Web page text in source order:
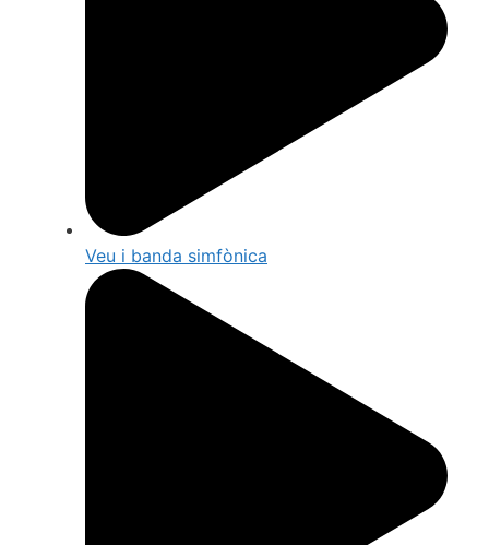
Veu i banda simfònica